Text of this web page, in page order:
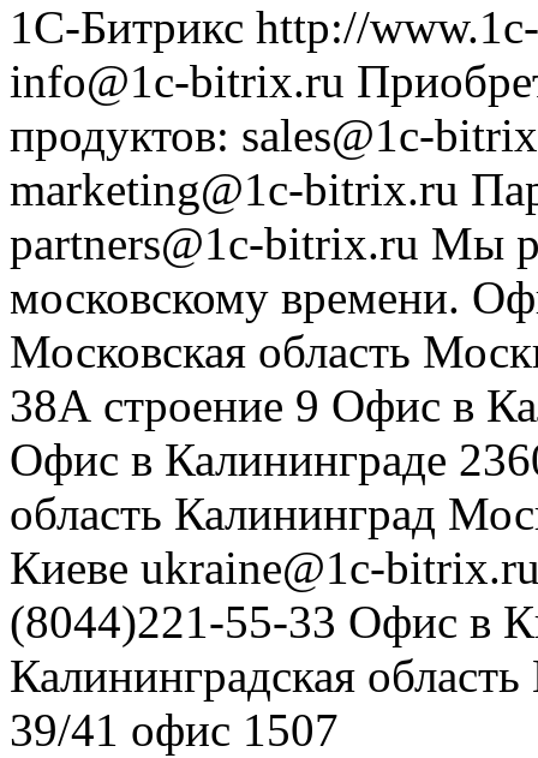
1С-Битрикс http://
info@1c-bitrix.ru
продуктов: sales@1c-
marketing@1c-bitrix.ru
partners@1c-bitrix.ru Мы
московскому времени.
Московская область
38А строение 9 Офис в
Офис в Калининграде
область Калининград
Киеве ukraine@1c-
(8044)221-55-33 Офис в
Калининградская область
39/41 офис 1507